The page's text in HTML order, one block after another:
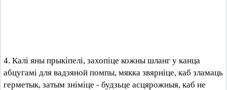
4. Калі яны прыкіпелі, захопіце кожны шланг у канца
абцугамі для вадзяной помпы, мякка звярніце, каб зламаць
герметык, затым зніміце - будзьце асцярожныя, каб не